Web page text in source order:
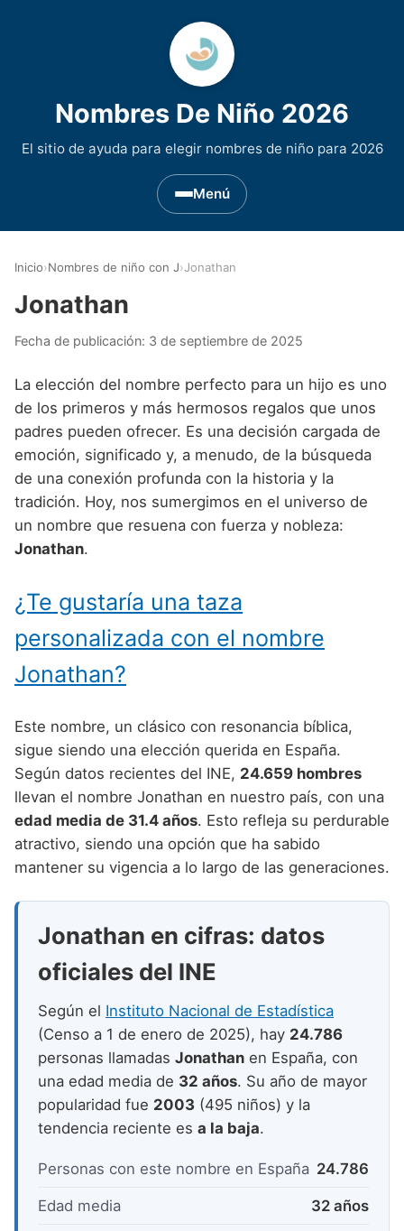
Nombres De Niño 2026
El sitio de ayuda para elegir nombres de niño para 2026
Menú
Nombres de niño que empiezan por D
Nombres de niño que empiezan por E
Nombres de niño que empiezan por F
Nombres de niño que empiezan por G
Nombres de niño que empiezan por H
Nombres de niño que empiezan por J
Nombres de niño que empiezan por K
Nombres de niño que empiezan por L
Nombres de niño que empiezan por N
Nombres de niño que empiezan por O
Nombres de niño que empiezan por P
Nombres de niño que empiezan por Q
Nombres de niño que empiezan por V
Nombres de niño que empiezan por W
Nombres de niño que empiezan por X
Nombres de niño que empiezan por Y
Nombres de niño que empiezan por Z
Nombres de Niño Asturianos
Nombres de Niño Baleares
Nombres de Niño Canarios
Nombres de Niño Cantabros
Nombres de Niño Castellanos
Nombres de Niño Extremeños
Nombres de Niño Gallegos
Nombres de Niño Madrileños
Nombres de Niño Navarros
Nombres de Niño Riojanos
Nombres de Niño Valencianos
Nombres de Niño Vascos
Nombres de Niño Celtas
Nombres de Niño Egipcios
Nombres de Niño Griegos
Nombres de Niño Mitologicos
Nombres de Niño Alemanes
Nombres de Niño Americanos
Nombres de Niño Arabes
Nombres de Niño Chinos
Nombres de Niño Ingleses
Nombres de Niño Italianos
Nombres de Niño Japoneses
Nombres de Niño Judíos
Nombres de Niño Marroquíes
Nombres de Niño Portugueses
Nombres de Niño Rumanos
Nombres de Niño Rusos
Nombres de Niño Suecos
Buscar
Inicio›Nombres de niño con J›Jonathan
Jonathan
Fecha de publicación: 3 de septiembre de 2025
La elección del nombre perfecto para un hijo es uno
de los primeros y más hermosos regalos que unos
padres pueden ofrecer. Es una decisión cargada de
emoción, significado y, a menudo, de la búsqueda
de una conexión profunda con la historia y la
tradición. Hoy, nos sumergimos en el universo de
un nombre que resuena con fuerza y nobleza:
Jonathan.
¿Te gustaría una taza
personalizada con el nombre
Jonathan?
Este nombre, un clásico con resonancia bíblica,
sigue siendo una elección querida en España.
Según datos recientes del INE, 24.659 hombres
llevan el nombre Jonathan en nuestro país, con una
edad media de 31.4 años. Esto refleja su perdurable
atractivo, siendo una opción que ha sabido
mantener su vigencia a lo largo de las generaciones.
Jonathan en cifras: datos
oficiales del INE
Según el Instituto Nacional de Estadística
(Censo a 1 de enero de 2025), hay 24.786
personas llamadas Jonathan en España, con
una edad media de 32 años. Su año de mayor
popularidad fue 2003 (495 niños) y la
tendencia reciente es a la baja.
Personas con este nombre en España 24.786
Edad media 32 años